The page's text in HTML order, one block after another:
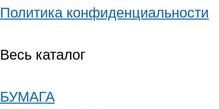
Политика конфиденциальности
Весь каталог
БУМАГА